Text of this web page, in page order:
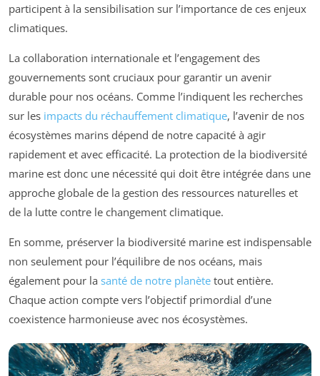
participent à la sensibilisation sur l’importance de ces enjeux
climatiques.
La collaboration internationale et l’engagement des
gouvernements sont cruciaux pour garantir un avenir
durable pour nos océans. Comme l’indiquent les recherches
sur les impacts du réchauffement climatique, l’avenir de nos
écosystèmes marins dépend de notre capacité à agir
rapidement et avec efficacité. La protection de la biodiversité
marine est donc une nécessité qui doit être intégrée dans une
approche globale de la gestion des ressources naturelles et
de la lutte contre le changement climatique.
En somme, préserver la biodiversité marine est indispensable
non seulement pour l’équilibre de nos océans, mais
également pour la santé de notre planète tout entière.
Chaque action compte vers l’objectif primordial d’une
coexistence harmonieuse avec nos écosystèmes.